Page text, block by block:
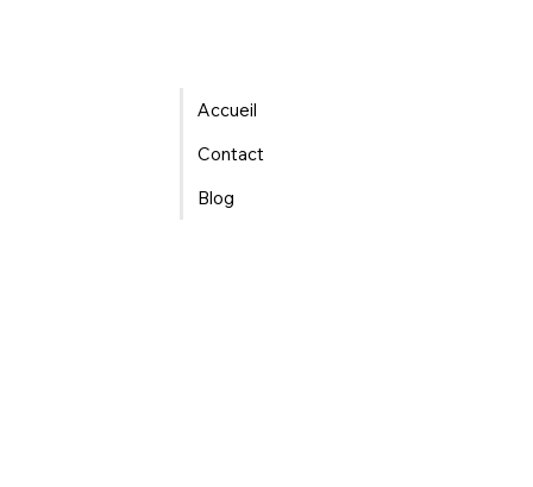
Accueil
Contact
Blog